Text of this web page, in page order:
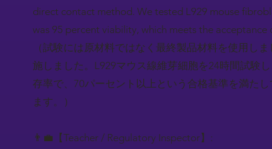
direct contact method. We tested L929 mouse
was 95 percent viability, which meets the
（試験には原材料ではなく最終製品材料を使用し
施しました。L929マウス線維芽細胞を24時間試験
存率で、70パーセント以上という合格基準を満た
ます。）
👨‍💼【Teacher / Regulatory Inspector】: